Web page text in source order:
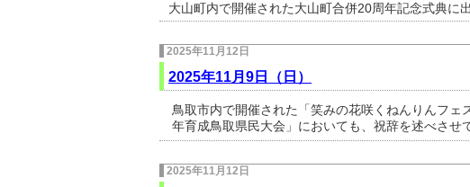
大山町内で開催された大山町合併20周年記念式典に
2025年11月12日
2025年11月9日（日）
鳥取市内で開催された「笑みの花咲くねんりんフ
年育成鳥取県民大会」においても、祝辞を述べさせ
2025年11月12日